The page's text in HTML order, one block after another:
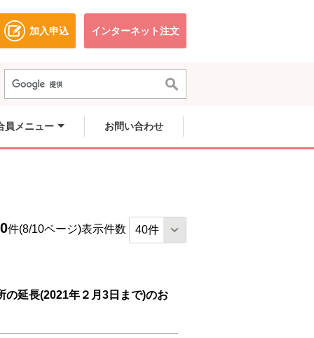
ウで開きます。
加入申込
別のウィンドウで開きます。
インターネット注文別のウィンドウで開きます。
員メニュー お問い合わせ
件(8/10ページ)表示件数
の延長(2021年２月3日まで)のお